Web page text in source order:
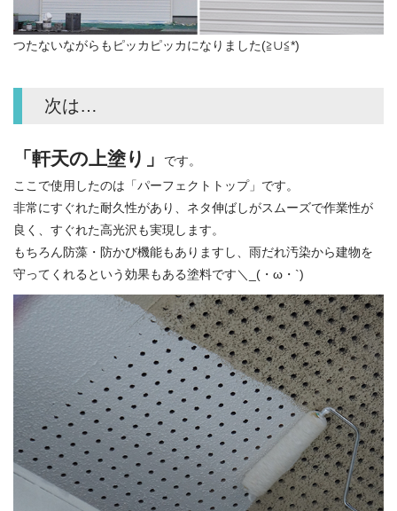
つたないながらもピッカピッカになりました(≧∪≦*)
次は…
「軒天の上塗り」
です。
ここで使用したのは「パーフェクトトップ」です。
非常にすぐれた耐久性があり、ネタ伸ばしがスムーズで作業性が
良く、すぐれた高光沢も実現します。
もちろん防藻・防かび機能もありますし、雨だれ汚染から建物を
守ってくれるという効果もある塗料です＼_(・ω・`)